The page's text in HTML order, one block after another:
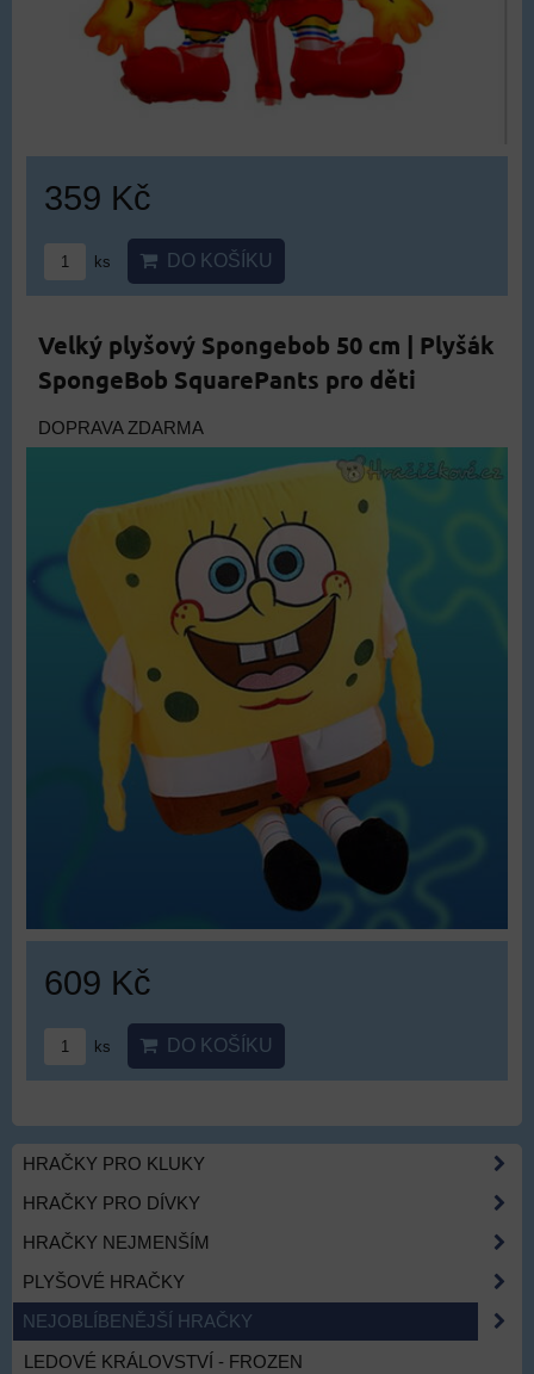
359 Kč
ks DO KOŠÍKU
Velký plyšový Spongebob 50 cm | Plyšák
SpongeBob SquarePants pro děti
DOPRAVA ZDARMA
609 Kč
ks DO KOŠÍKU
HRAČKY PRO KLUKY
HRAČKY PRO DÍVKY
HRAČKY NEJMENŠÍM
PLYŠOVÉ HRAČKY
NEJOBLÍBENĚJŠÍ HRAČKY
LEDOVÉ KRÁLOVSTVÍ - FROZEN